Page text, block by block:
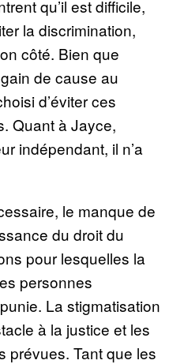
qu’il est difficile,
la discrimination,
côté. Bien que
de cause au
d’éviter ces
Quant à Jayce,
indépendant, il n’a
le manque de
du droit du
pour lesquelles la
personnes
La stigmatisation
à la justice et les
prévues. Tant que les